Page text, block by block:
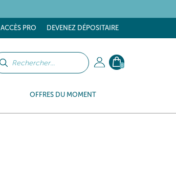
ACCÈS PRO DEVENEZ DÉPOSITAIRE
0
OFFRES DU MOMENT